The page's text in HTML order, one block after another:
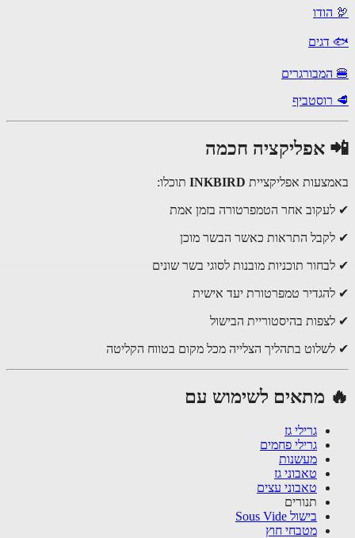
אפליקציה חכמה
אפליקצייתINKBIRDתוכלו:
אחר הטמפרטורה בזמן אמת
התראות כאשר הבשר מוכן
תוכניות מובנות לסוגי בשר שונים
טמפרטורת יעד אישית
בהיסטוריית הבישול
בתהליך הצלייה מכל מקום בטווח הקליטה
מתאים לשימוש עם
גרילי גז
גרילי פחמים
מעשנות
טאבוני גז
טאבוני עצים
תנורים
בישול Sous Vide
מטבחי חוץ